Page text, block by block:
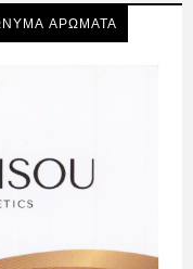
ΑΡΩΜΑΤΑ